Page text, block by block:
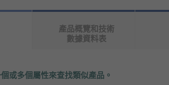
產品概覽和技術
數據資料表
或多個屬性來查找類似產品。